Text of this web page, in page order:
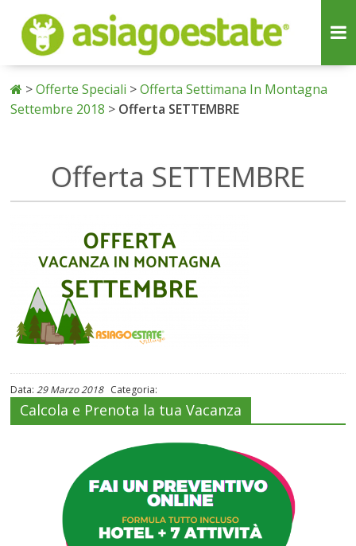
>Offerte Speciali >Offerta Settimana In Montagna
Settembre 2018 > Offerta SETTEMBRE
Offerta SETTEMBRE
Data:29 Marzo 2018Categoria:
Calcola e Prenota la tua Vacanza